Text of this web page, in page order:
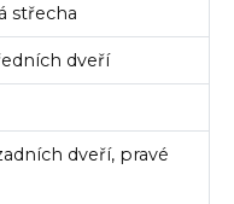
střecha
dveří
dveří, pravé